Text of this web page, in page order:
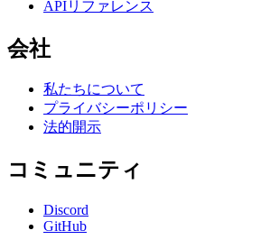
APIリファレンス
会社
私たちについて
プライバシーポリシー
法的開示
コミュニティ
Discord
GitHub